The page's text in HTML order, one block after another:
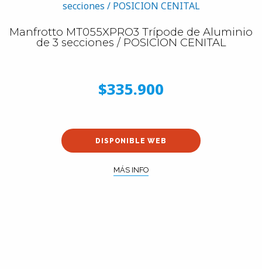
Manfrotto MT055XPRO3 Trípode de Aluminio
de 3 secciones / POSICION CENITAL
$335.900
DISPONIBLE WEB
MÁS INFO